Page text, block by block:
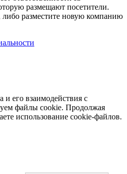
размещают посетители.
либо разместите новую компанию
и его взаимодействия с
файлы cookie. Продолжая
использование cookie-файлов.